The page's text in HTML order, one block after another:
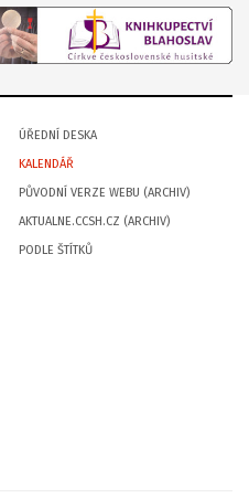
ÚŘEDNÍ DESKA
KALENDÁŘ
PŮVODNÍ VERZE WEBU (ARCHIV)
AKTUALNE.CCSH.CZ (ARCHIV)
PODLE ŠTÍTKŮ